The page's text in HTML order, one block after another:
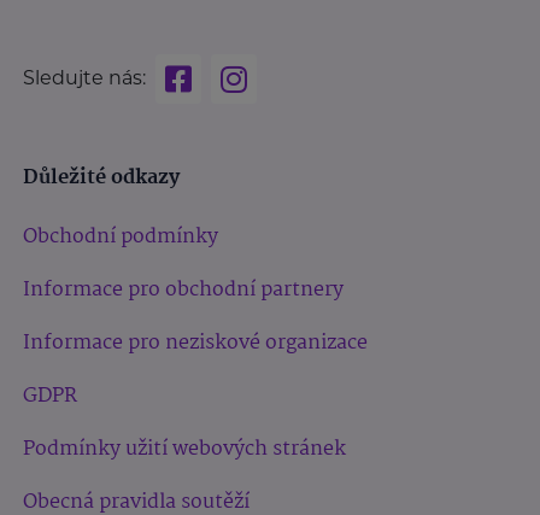
Sledujte nás:
Důležité odkazy
Obchodní podmínky
Informace pro obchodní partnery
Informace pro neziskové organizace
GDPR
Podmínky užití webových stránek
Obecná pravidla soutěží